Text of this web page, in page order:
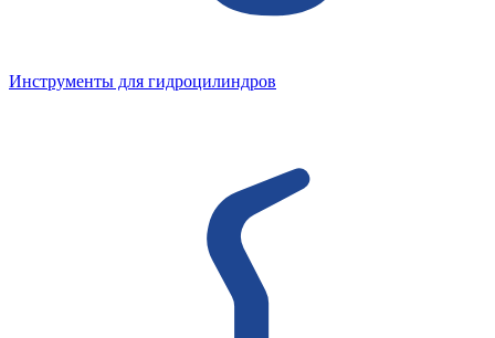
Инструменты для гидроцилиндров